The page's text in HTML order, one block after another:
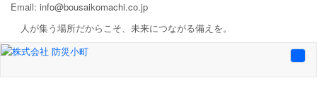
Email: info@bousaikomachi.co.jp
人が集う場所だからこそ、未来につながる備えを。